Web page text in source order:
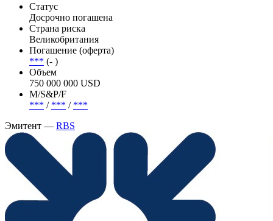
Статус
Досрочно погашена
Страна риска
Великобритания
Погашение (оферта)
*** (- )
Объем
750 000 000 USD
М/S&P/F
*** / *** / ***
Эмитент — RBS